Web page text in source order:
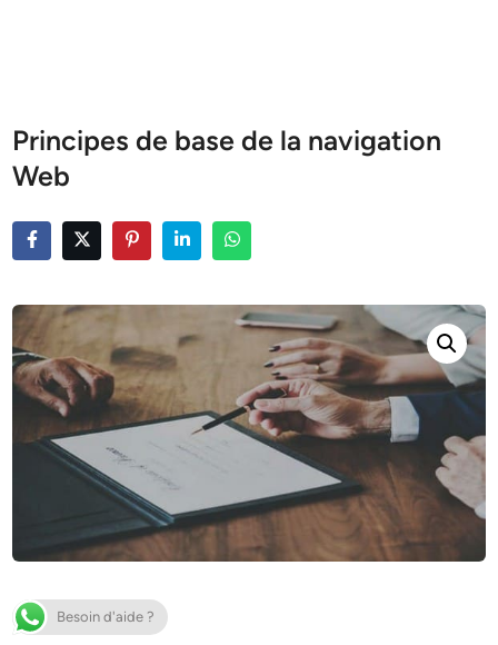
Principes de base de la navigation
Web
Besoin d'aide ?